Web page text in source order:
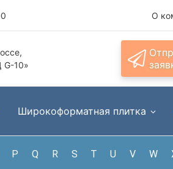
О
G-10»
Широкоформатная плитка
P Q R S T U V W